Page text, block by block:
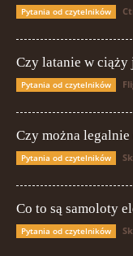
Pytania od czytelników
Czy latanie w ciąży
Pytania od czytelników
Czy można
Pytania od czytelników
Co to są samoloty
Pytania od czytelników